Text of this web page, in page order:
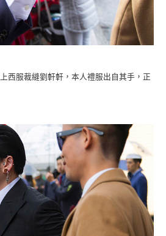
西服裁縫劉軒軒，本人禮服出自其手，正